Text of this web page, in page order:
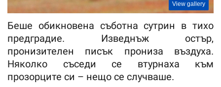
View gallery
Беше обикновена съботна сутрин в тихо
предградие. Изведнъж остър,
пронизителен писък прониза въздуха.
Няколко съседи се втурнаха към
прозорците си – нещо се случваше.